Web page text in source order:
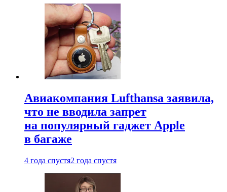
Авиакомпания Lufthansa заявила,
что не вводила запрет
на популярный гаджет Apple
в багаже
4 года спустя2 года спустя